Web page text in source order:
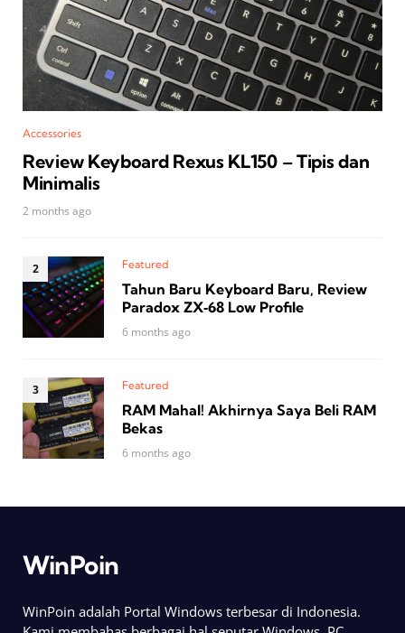
Accessories
Review Keyboard Rexus KL150 – Tipis dan
Minimalis
2 months ago
Featured
Tahun Baru Keyboard Baru, Review
Paradox ZX‑68 Low Profile
6 months ago
Featured
RAM Mahal! Akhirnya Saya Beli RAM
Bekas
6 months ago
WinPoin
WinPoin adalah Portal Windows terbesar di Indonesia.